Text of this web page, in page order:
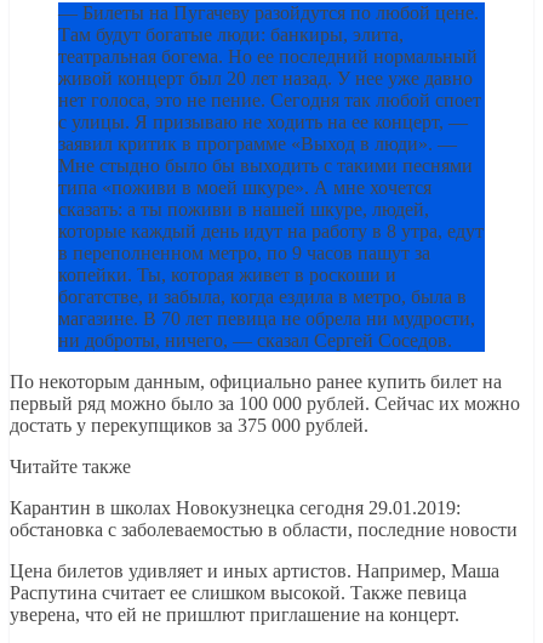
— Билеты на Пугачеву разойдутся по любой цене.
Там будут богатые люди: банкиры, элита,
театральная богема. Но ее последний нормальный
живой концерт был 20 лет назад. У нее уже давно
нет голоса, это не пение. Сегодня так любой споет
с улицы. Я призываю не ходить на ее концерт, —
заявил критик в программе «Выход в люди». —
Мне стыдно было бы выходить с такими песнями
типа «поживи в моей шкуре». А мне хочется
сказать: а ты поживи в нашей шкуре, людей,
которые каждый день идут на работу в 8 утра, едут
в переполненном метро, по 9 часов пашут за
копейки. Ты, которая живет в роскоши и
богатстве, и забыла, когда ездила в метро, была в
магазине. В 70 лет певица не обрела ни мудрости,
ни доброты, ничего, — сказал Сергей Соседов.
По некоторым данным, официально ранее купить билет на
первый ряд можно было за 100 000 рублей. Сейчас их можно
достать у перекупщиков за 375 000 рублей.
Читайте также
Карантин в школах Новокузнецка сегодня 29.01.2019:
обстановка с заболеваемостью в области, последние новости
Цена билетов удивляет и иных артистов. Например, Маша
Распутина считает ее слишком высокой. Также певица
уверена, что ей не пришлют приглашение на концерт.